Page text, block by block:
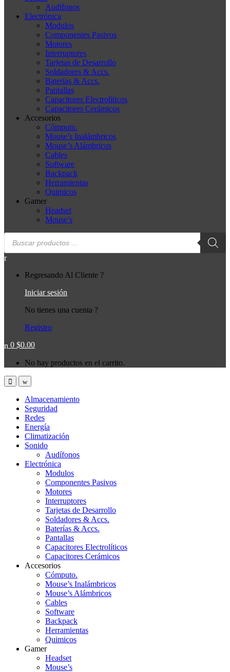
Audífonos
Electrónica
Modulos
Componentes Pasivos
Motores
Interruptores
Tarjetas de Desarrollo
Soldadores & Accs.
Baterías & Accs.
Pantallas
Capacitores Electrolíticos
Capacitores Cerámicos
Accesorios
Cómputo.
Mouse’s Inalámbricos
Mouse’s Alámbricos
Cables
Software
Backpack
Herramientas
Quimicos
Gamer
Headset
Mouse’s
Búsqueda
productos
Regresando Al Cliente ?
Iniciar sesión
No tienes una cuenta ?
Registro
0 $0.00
No hay productos en el carrito.
Almacenamiento
Seguridad
Redes
Energía
Climatización
Sonido
Audífonos
Electrónica
Modulos
Componentes Pasivos
Motores
Interruptores
Tarjetas de Desarrollo
Soldadores & Accs.
Baterías & Accs.
Pantallas
Capacitores Electrolíticos
Capacitores Cerámicos
Accesorios
Cómputo.
Mouse’s Inalámbricos
Mouse’s Alámbricos
Cables
Software
Backpack
Herramientas
Quimicos
Gamer
Headset
Mouse’s